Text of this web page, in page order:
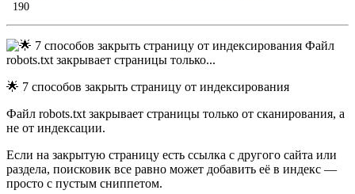
190
🌟 7 способов закрыть страницу от индексирования
Файл robots.txt закрывает страницы только от сканирования, а
не от индексации.
Если на закрытую страницу есть ссылка с другого сайта или
раздела, поисковик все равно может добавить её в индекс —
просто с пустым сниппетом.